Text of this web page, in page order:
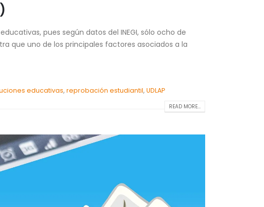
pues según datos del INEGI, sólo ocho de
que uno de los principales factores asociados a la
educativas, reprobación estudiantil, UDLAP
READ MORE...